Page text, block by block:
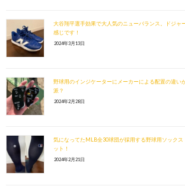
大谷翔平選手効果で大人気のニューバランス。ドジャ
感じです！
2024年3月13日
野球用のインジケーターにメーカーによる配置の違い
派？
2024年2月28日
気になってたMLB全30球団が採用する野球用ソックス
ット！
2024年2月21日